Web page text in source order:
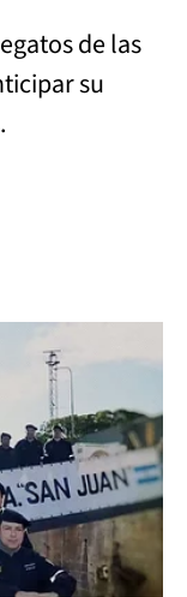
de las
su